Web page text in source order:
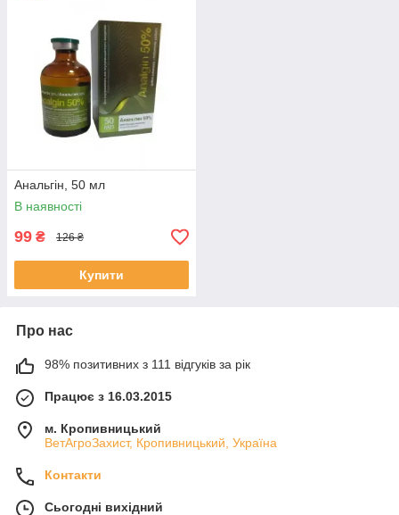
Анальгін, 50 мл
В наявності
99 ₴ 126 ₴
Купити
Про нас
98% позитивних з 111 відгуків за рік
Працює з 16.03.2015
м. Кропивницький
ВетАгроЗахист, Кропивницький, Україна
Контакти
Сьогодні вихідний